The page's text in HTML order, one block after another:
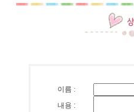
이름 :
내용 :